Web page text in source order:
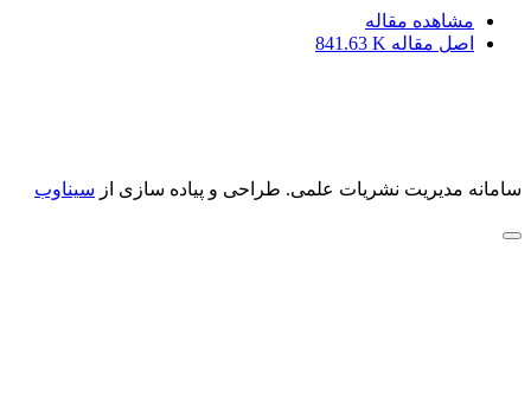
مشاهده مقاله
اصل مقاله 841.63 K
سامانه مدیریت نشریات علمی. طراحی و پیاده سازی از سیناوب